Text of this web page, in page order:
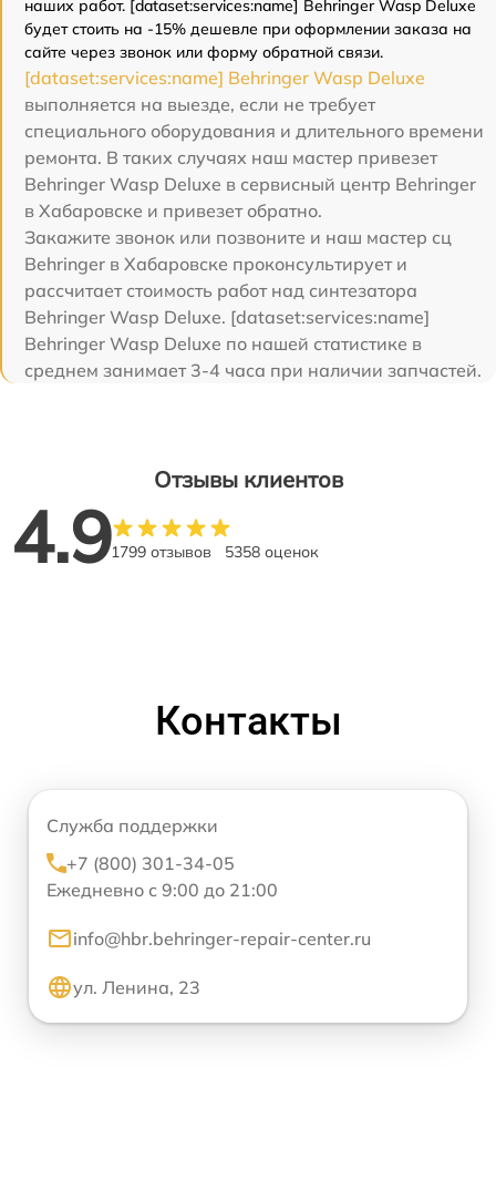
наших работ. [dataset:services:name] Behringer Wasp Deluxe
будет стоить на -15% дешевле при оформлении заказа на
сайте через звонок или форму обратной связи.
[dataset:services:name] Behringer Wasp Deluxe
выполняется на выезде, если не требует
специального оборудования и длительного времени
ремонта. В таких случаях наш мастер привезет
Behringer Wasp Deluxe в сервисный центр Behringer
в Хабаровске и привезет обратно.
Закажите звонок или позвоните и наш мастер сц
Behringer в Хабаровске проконсультирует и
рассчитает стоимость работ над синтезатора
Behringer Wasp Deluxe. [dataset:services:name]
Behringer Wasp Deluxe по нашей статистике в
среднем занимает 3-4 часа при наличии запчастей.
Отзывы клиентов
4.91799 отзывов 5358 оценок
Контакты
Служба поддержки
+7 (800) 301-34-05
Ежедневно с 9:00 до 21:00
info@hbr.behringer-repair-center.ru
ул. Ленина, 23